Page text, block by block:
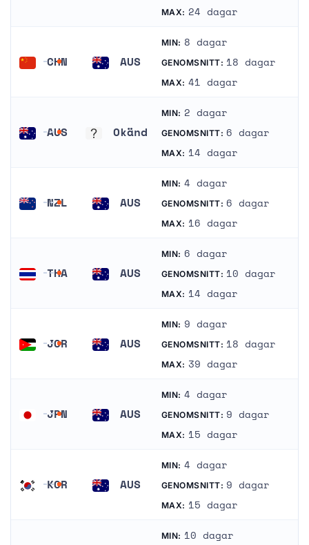
MAX: 24 dagar
CHN AUS
MIN: 8 dagar
GENOMSNITT: 18 dagar
MAX: 41 dagar
AUS Okänd
MIN: 2 dagar
GENOMSNITT: 6 dagar
MAX: 14 dagar
NZL AUS
MIN: 4 dagar
GENOMSNITT: 6 dagar
MAX: 16 dagar
THA AUS
MIN: 6 dagar
GENOMSNITT: 10 dagar
MAX: 14 dagar
JOR AUS
MIN: 9 dagar
GENOMSNITT: 18 dagar
MAX: 39 dagar
JPN AUS
MIN: 4 dagar
GENOMSNITT: 9 dagar
MAX: 15 dagar
KOR AUS
MIN: 4 dagar
GENOMSNITT: 9 dagar
MAX: 15 dagar
MIN: 10 dagar